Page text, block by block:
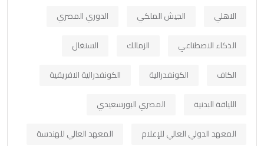
الاهلي
الجيش الملكي
الدوري المصري
الذكاء الاصطناعي
الزمالك
السنغال
الكاف
الكونفدرالية
الكونفدرالية الافريقية
اللياقة البدنية
المصري البورسعيدي
المعهد الدولي العالي للإعلام
المعهد العالي للهندسة